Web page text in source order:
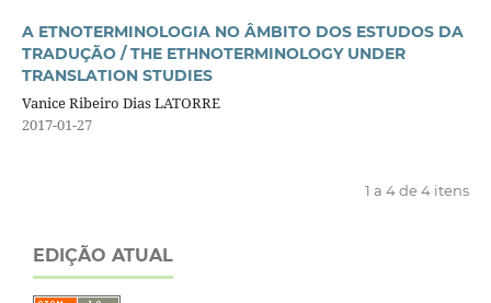
A ETNOTERMINOLOGIA NO ÂMBITO DOS ESTUDOS DA
TRADUÇÃO / THE ETHNOTERMINOLOGY UNDER
TRANSLATION STUDIES
Vanice Ribeiro Dias LATORRE
2017-01-27
1 a 4 de 4 itens
EDIÇÃO ATUAL